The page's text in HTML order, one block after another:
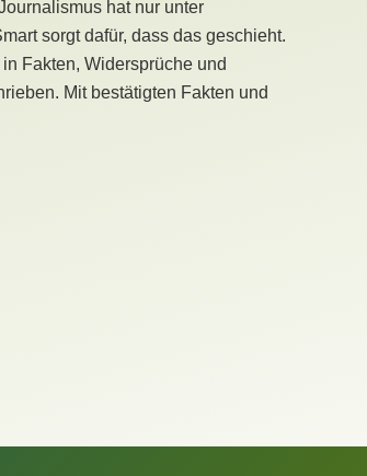
hat nur unter
sorgt dafür, dass das geschieht.
Fakten, Widersprüche und
Mit bestätigten Fakten und